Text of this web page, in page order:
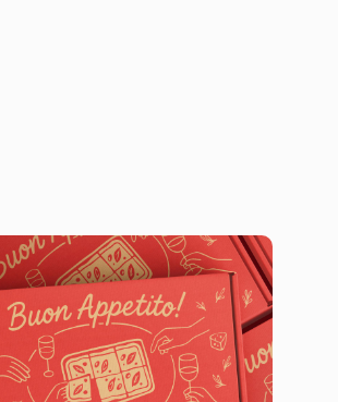
пиццы Duo Pizza and
Дизайн упаковки